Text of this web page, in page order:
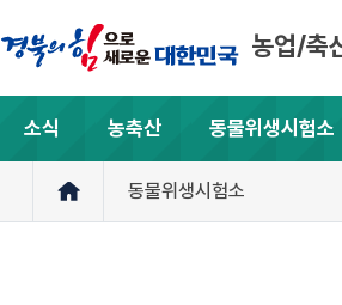
농업/축
소식 농축산 동물위생시험소
동물위생시험소